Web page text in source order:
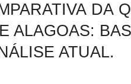
DA
ALAGOAS:
ATUAL.